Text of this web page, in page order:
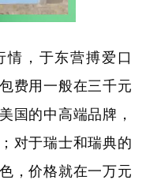
情，于东营搏爱口
费用一般在三千元
国的中高端品牌，
对于瑞士和瑞典的
，价格就在一万元